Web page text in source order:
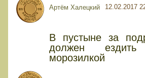
Артём Халецкий 12.02.2017
В пустыне за
должен
морозилкой